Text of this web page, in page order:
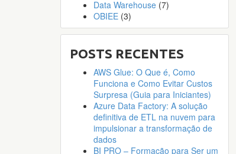
Data Warehouse (7)
OBIEE (3)
POSTS RECENTES
AWS Glue: O Que é, Como
Funciona e Como Evitar Custos
Surpresa (Guia para Iniciantes)
Azure Data Factory: A solução
definitiva de ETL na nuvem para
impulsionar a transformação de
dados
BI PRO – Formação para Ser um